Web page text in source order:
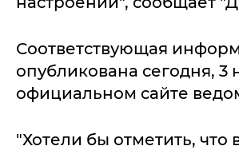
Соответствующая
опубликована сегодня, 3
официальном сайте
"Хотели бы отметить, что